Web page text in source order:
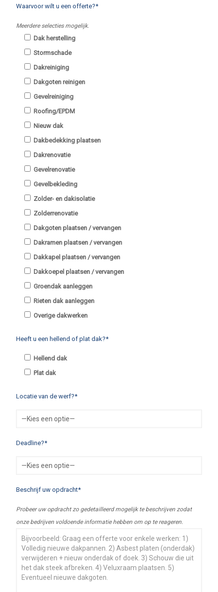
Waarvoor wilt u een offerte?*
Meerdere selecties mogelijk.
Dak herstelling
Stormschade
Dakreiniging
Dakgoten reinigen
Gevelreiniging
Roofing/EPDM
Nieuw dak
Dakbedekking plaatsen
Dakrenovatie
Gevelrenovatie
Gevelbekleding
Zolder- en dakisolatie
Zolderrenovatie
Dakgoten plaatsen / vervangen
Dakramen plaatsen / vervangen
Dakkapel plaatsen / vervangen
Dakkoepel plaatsen / vervangen
Groendak aanleggen
Rieten dak aanleggen
Overige dakwerken
Heeft u een hellend of plat dak?*
Hellend dak
Plat dak
Locatie van de werf?*
Deadline?*
Beschrijf uw opdracht*
Probeer uw opdracht zo gedetailleerd mogelijk te beschrijven zodat
onze bedrijven voldoende informatie hebben om op te reageren.